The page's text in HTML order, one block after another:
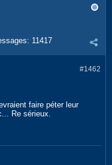
11417
#1462
faire péter leur
Re sérieux.